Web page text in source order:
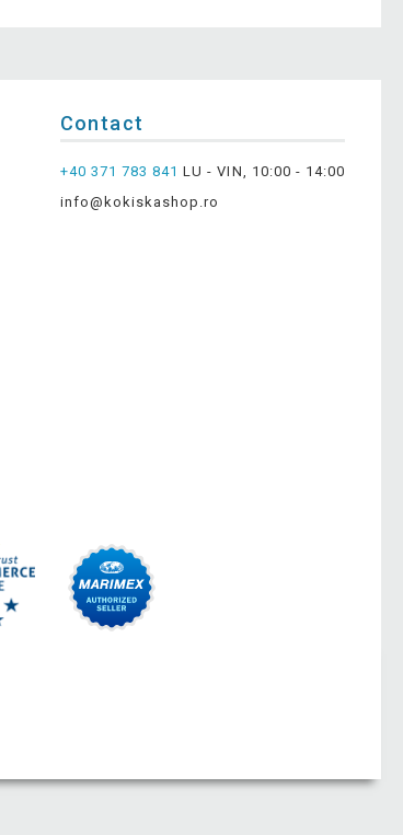
Contact
+40 371 783 841 LU - VIN, 10:00 - 14:00
info@kokiskashop.ro